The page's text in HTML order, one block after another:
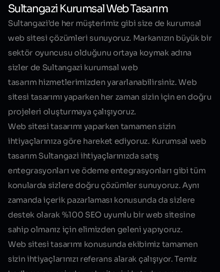
Sultangazi Kurumsal Web Tasarım
Sultangazi’de her müşterimiz gibi size de kurumsal
web sitesi çözümleri sunuyoruz. Markanızın büyük bir
sektör oyuncusu olduğunu ortaya koymak adına
sizler de Sultangazi kurumsal web
tasarım hizmetlerimizden yararlanabilirsiniz. Web
sitesi tasarımı yaparken her zaman sizin için en doğru
projeleri oluşturmaya çalışıyoruz.
Web sitesi tasarımı yaparken tamamen sizin
ihtiyaçlarınıza göre hareket ediyoruz. Kurumsal web
tasarım Sultangaziihtiyaçlarınızda satış
entegrasyonları ve ödeme entegrasyonları gibi tüm
konularda sizlere doğru çözümler sunuyoruz. Aynı
zamanda içerik pazarlaması konusunda da sizlere
destek olarak %100 SEO uyumlu bir web sitesine
sahip olmanız için elimizden geleni yapıyoruz.
Web sitesi tasarımı konusunda ekibimiz tamamen
sizin ihtiyaçlarınızı referans alarak çalışıyor. Temiz